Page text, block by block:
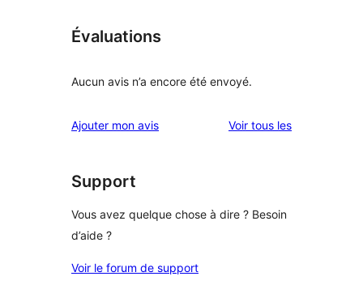
Évaluations
Aucun avis n’a encore été envoyé.
Ajouter mon avis Voir tous lesavis
Support
Vous avez quelque chose à dire ? Besoin
d’aide ?
Voir le forum de support